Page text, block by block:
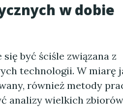
w dobie
być ściśle związana z
technologii. W miarę
również metody
analizy wielkich zbiorów